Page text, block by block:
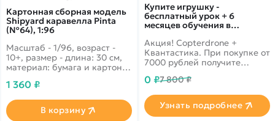
Купите игрушку -
бесплатный урок + 6
месяцев обучения в
Акция! Copterdrone +
Квантастика. При покупке от
7000 рублей получите
нашего партнера
0 ₽7 800 ₽
Узнать подробнее
Картонная сборная модель
Shipyard каравелла Pinta
(№64), 1:96
Масштаб - 1/96, возраст -
10+, размер - длина: 30 см,
материал: бумага и картон.
котором в конце XV века
совершал свои
первооткрытия. Является
1 360 ₽
В корзину